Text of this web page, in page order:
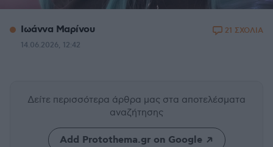
Ιωάννα Μαρίνου
14.06.2026, 12:42
21 ΣΧΟΛΙΑ
Δείτε περισσότερα άρθρα μας στα αποτελέσματα
αναζήτησης
Add Protothema.gr on Google